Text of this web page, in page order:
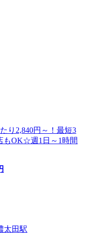
り2,840円～！最短3
もOK☆週1日～1時間
太田駅